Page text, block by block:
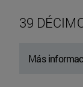
39
Más